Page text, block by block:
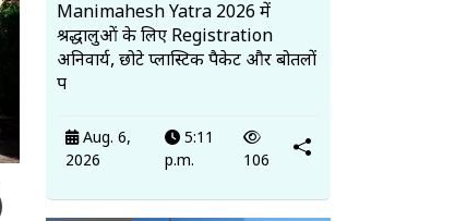
Manimahesh Yatra 2026 में
श्रद्धालुओं के लिए Registration
अनिवार्य, छोटे प्लास्टिक पैकेट और बोतलों
प
Aug. 6,
2026
5:11
p.m.
106